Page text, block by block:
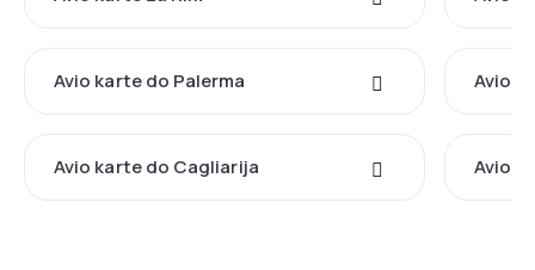
Avio karte do Palerma Avio
Avio karte do Cagliarija Avio